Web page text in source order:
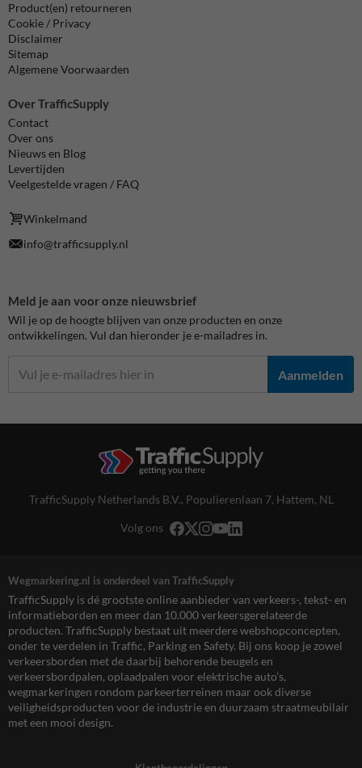
Product(en) retourneren
Cookie / Privacy
Disclaimer
Sitemap
Algemene Voorwaarden
Over TrafficSupply
Contact
Over ons
Nieuws en Blog
Levertijden
Veelgestelde vragen / FAQ
Winkelmand
info@trafficsupply.nl
Meld je aan voor onze nieuwsbrief
Wil je op de hoogte blijven van onze producten en onze
ontwikkelingen. Vul dan hieronder je e-mailadres in.
Aanmelden
TrafficSupply Netherlands B.V., Populierenlaan 7, Hattem, NL
Volg ons
Wegmarkering.nl is onderdeel van TrafficSupply
TrafficSupply is dé grootste online aanbieder van verkeers-, tekst- en
informatieborden en meer dan 10.000 verkeersgerelateerde
producten. TrafficSupply bestaat uit meerdere webshopconcepten,
onder te verdelen in Traffic, Parking en Safety. Bij ons koop je zowel
verkeersborden met de daarbij behorende beugels en
verkeersbordpalen, oplaadpalen voor elektrische auto’s,
wegmarkeringen rondom parkeerterreinen maar ook diverse
veiligheidsproducten voor de industrie en duurzaam straatmeubilair
met een mooi design.